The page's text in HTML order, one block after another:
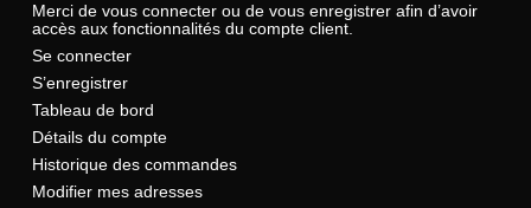
Merci de vous connecter ou de vous enregistrer afin d’avoir
accès aux fonctionnalités du compte client.
Se connecter
S’enregistrer
Tableau de bord
Détails du compte
Historique des commandes
Modifier mes adresses